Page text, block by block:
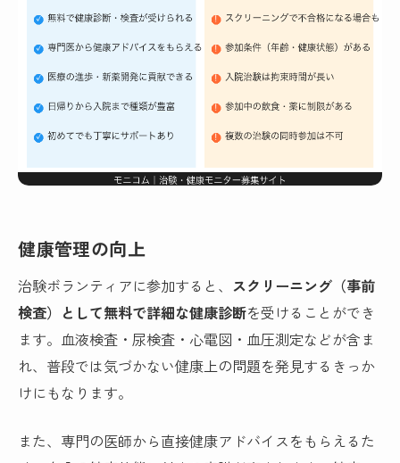
健康管理の向上
治験ボランティアに参加すると、 スクリーニング（事前
検査）として無料で詳細な健康診断を受けることができ
ます。血液検査・尿検査・心電図・血圧測定などが含ま
れ、普段では気づかない健康上の問題を発見するきっか
けにもなります。
また、専門の医師から直接健康アドバイスをもらえるた